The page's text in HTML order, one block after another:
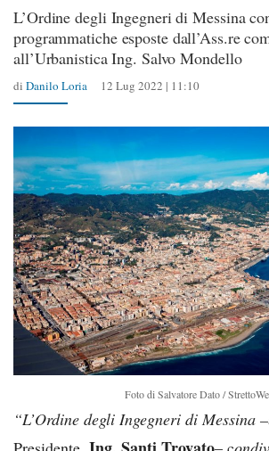
L’Ordine degli Ingegneri di Messina
programmatiche esposte dall’Ass.re
all’Urbanistica Ing. Salvo Mondello
di Danilo Loria 12 Lug 2022 | 11:10
Foto di Salvatore Dato /
“L’Ordine degli Ingegneri di Messina –